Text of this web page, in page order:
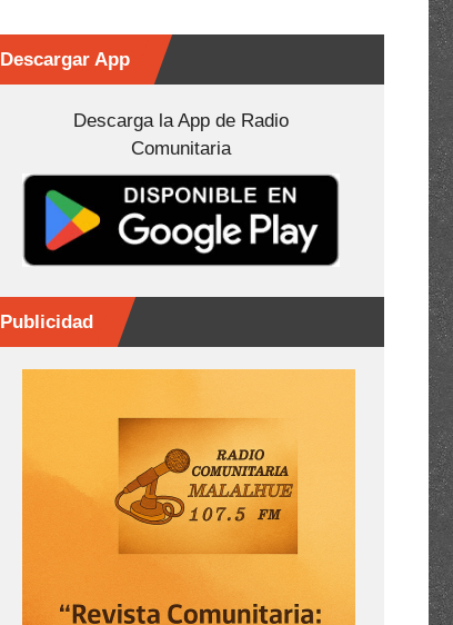
Descargar App
Descarga la App de Radio
Comunitaria
Publicidad